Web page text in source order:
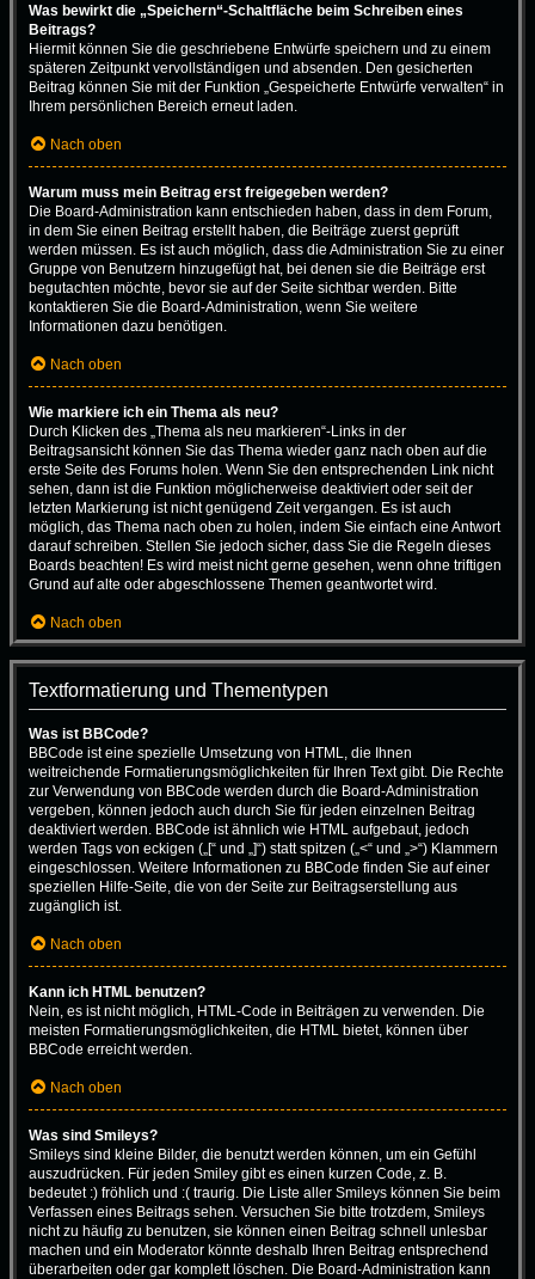
Was bewirkt die „Speichern“-Schaltfläche beim Schreiben eines
Beitrags?
Hiermit können Sie die geschriebene Entwürfe speichern und zu einem
späteren Zeitpunkt vervollständigen und absenden. Den gesicherten
Beitrag können Sie mit der Funktion „Gespeicherte Entwürfe verwalten“ in
Ihrem persönlichen Bereich erneut laden.
Nach oben
Warum muss mein Beitrag erst freigegeben werden?
Die Board-Administration kann entschieden haben, dass in dem Forum,
in dem Sie einen Beitrag erstellt haben, die Beiträge zuerst geprüft
werden müssen. Es ist auch möglich, dass die Administration Sie zu einer
Gruppe von Benutzern hinzugefügt hat, bei denen sie die Beiträge erst
begutachten möchte, bevor sie auf der Seite sichtbar werden. Bitte
kontaktieren Sie die Board-Administration, wenn Sie weitere
Informationen dazu benötigen.
Nach oben
Wie markiere ich ein Thema als neu?
Durch Klicken des „Thema als neu markieren“-Links in der
Beitragsansicht können Sie das Thema wieder ganz nach oben auf die
erste Seite des Forums holen. Wenn Sie den entsprechenden Link nicht
sehen, dann ist die Funktion möglicherweise deaktiviert oder seit der
letzten Markierung ist nicht genügend Zeit vergangen. Es ist auch
möglich, das Thema nach oben zu holen, indem Sie einfach eine Antwort
darauf schreiben. Stellen Sie jedoch sicher, dass Sie die Regeln dieses
Boards beachten! Es wird meist nicht gerne gesehen, wenn ohne triftigen
Grund auf alte oder abgeschlossene Themen geantwortet wird.
Nach oben
Textformatierung und Thementypen
Was ist BBCode?
BBCode ist eine spezielle Umsetzung von HTML, die Ihnen
weitreichende Formatierungsmöglichkeiten für Ihren Text gibt. Die Rechte
zur Verwendung von BBCode werden durch die Board-Administration
vergeben, können jedoch auch durch Sie für jeden einzelnen Beitrag
deaktiviert werden. BBCode ist ähnlich wie HTML aufgebaut, jedoch
werden Tags von eckigen („[“ und „]“) statt spitzen („<“ und „>“) Klammern
eingeschlossen. Weitere Informationen zu BBCode finden Sie auf einer
speziellen Hilfe-Seite, die von der Seite zur Beitragserstellung aus
zugänglich ist.
Nach oben
Kann ich HTML benutzen?
Nein, es ist nicht möglich, HTML-Code in Beiträgen zu verwenden. Die
meisten Formatierungsmöglichkeiten, die HTML bietet, können über
BBCode erreicht werden.
Nach oben
Was sind Smileys?
Smileys sind kleine Bilder, die benutzt werden können, um ein Gefühl
auszudrücken. Für jeden Smiley gibt es einen kurzen Code, z. B.
bedeutet :) fröhlich und :( traurig. Die Liste aller Smileys können Sie beim
Verfassen eines Beitrags sehen. Versuchen Sie bitte trotzdem, Smileys
nicht zu häufig zu benutzen, sie können einen Beitrag schnell unlesbar
machen und ein Moderator könnte deshalb Ihren Beitrag entsprechend
überarbeiten oder gar komplett löschen. Die Board-Administration kann